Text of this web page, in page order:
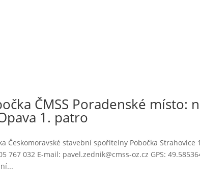
ČMSS Poradenské
1. patro
Českomoravské stavební spořitelny Pobočka
767 032 E-mail: pavel.zednik@cmss-oz.cz GPS: